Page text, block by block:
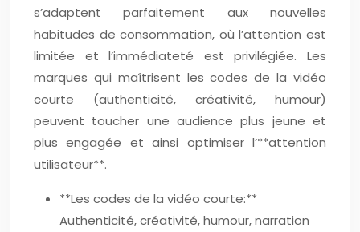
s’adaptent parfaitement aux nouvelles
habitudes de consommation, où l’attention est
limitée et l’immédiateté est privilégiée. Les
marques qui maîtrisent les codes de la vidéo
courte (authenticité, créativité, humour)
peuvent toucher une audience plus jeune et
plus engagée et ainsi optimiser l’**attention
utilisateur**.
**Les codes de la vidéo courte:**
Authenticité, créativité, humour, narration